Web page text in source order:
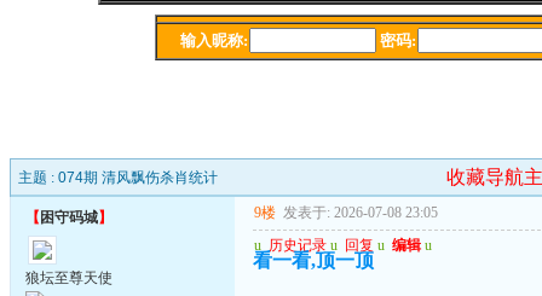
主题 : 074期 清风飘伤杀肖统计 收藏导航
【 困守码城】
狼坛至尊天使
9楼 发表于: 2026-07-08 23:05
u 历史记录 u 回复 u 编辑 u
看一看,顶一顶